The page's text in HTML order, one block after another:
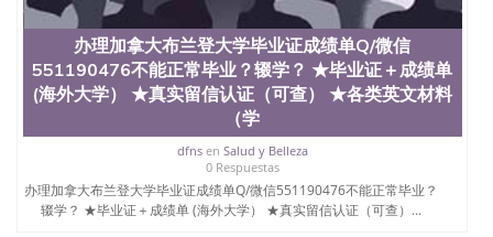
办理加拿大布兰登大学毕业证成绩单Q/微信
551190476不能正常毕业？辍学？ ★毕业证＋成绩单
(海外大学） ★真实留信认证（可查） ★各类英文材料
（学
dfnsen Salud y Belleza
0 Respuestas
办理加拿大布兰登大学毕业证成绩单Q/微信551190476不能正常毕业？
辍学？ ★毕业证＋成绩单 (海外大学） ★真实留信认证（可查）...